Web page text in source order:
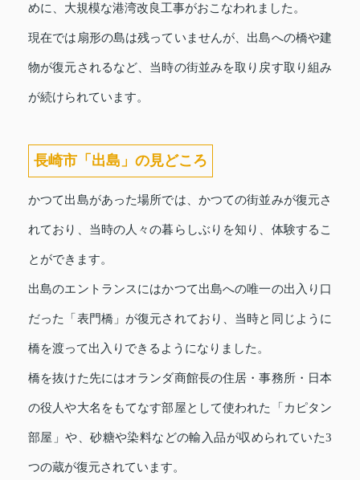
めに、大規模な港湾改良工事がおこなわれました。
現在では扇形の島は残っていませんが、出島への橋や建
物が復元されるなど、当時の街並みを取り戻す取り組み
が続けられています。
長崎市「出島」の見どころ
かつて出島があった場所では、かつての街並みが復元さ
れており、当時の人々の暮らしぶりを知り、体験するこ
とができます。
出島のエントランスにはかつて出島への唯一の出入り口
だった「表門橋」が復元されており、当時と同じように
橋を渡って出入りできるようになりました。
橋を抜けた先にはオランダ商館長の住居・事務所・日本
の役人や大名をもてなす部屋として使われた「カピタン
部屋」や、砂糖や染料などの輸入品が収められていた3
つの蔵が復元されています。